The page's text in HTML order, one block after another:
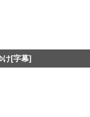
け[字幕]